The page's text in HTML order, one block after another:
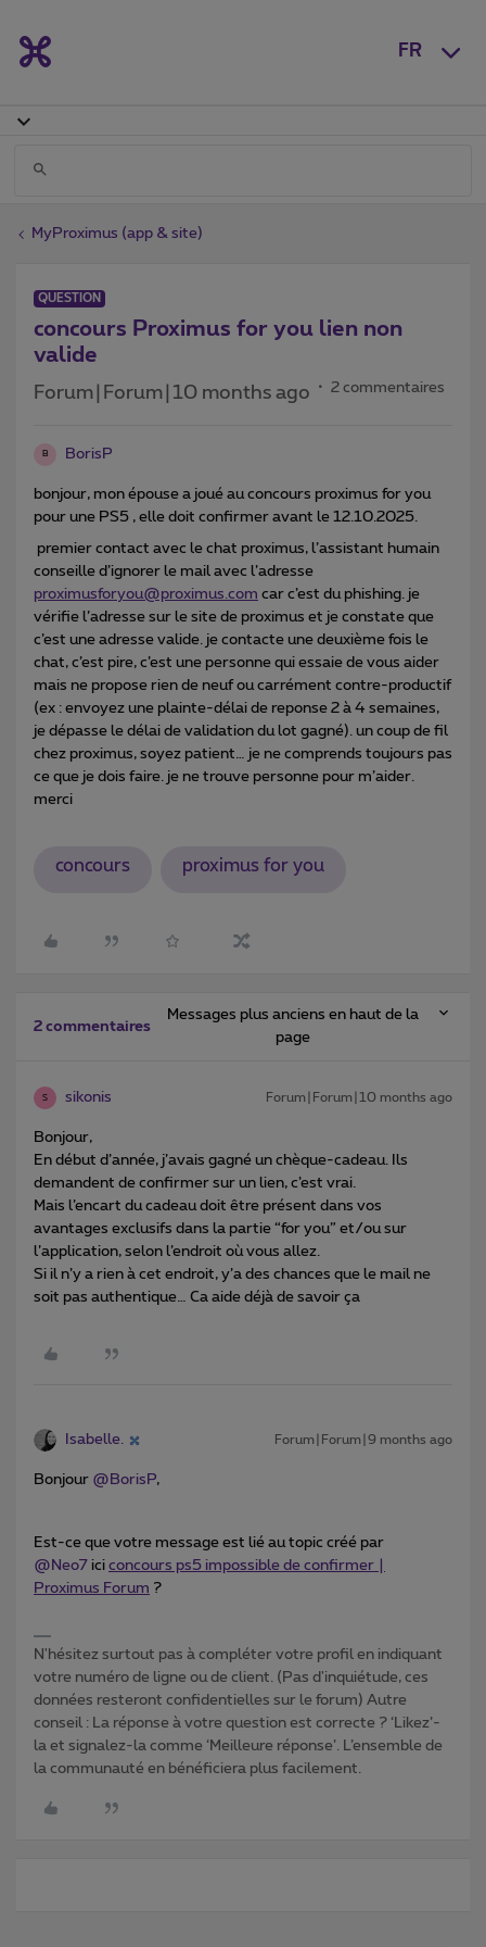
FR
MyProximus (app & site)
QUESTION
concours Proximus for you lien non
valide
Forum|Forum|10 months ago 2 commentaires
B BorisP
bonjour, mon épouse a joué au concours proximus for you
pour une PS5 , elle doit confirmer avant le 12.10.2025.
premier contact avec le chat proximus, l’assistant humain
conseille d’ignorer le mail avec l’adresse
proximusforyou@proximus.com car c’est du phishing. je
vérifie l’adresse sur le site de proximus et je constate que
c’est une adresse valide. je contacte une deuxième fois le
chat, c’est pire, c’est une personne qui essaie de vous aider
mais ne propose rien de neuf ou carrément contre-productif
(ex : envoyez une plainte-délai de reponse 2 à 4 semaines,
je dépasse le délai de validation du lot gagné). un coup de fil
chez proximus, soyez patient… je ne comprends toujours pas
ce que je dois faire. je ne trouve personne pour m’aider.
merci
concours proximus for you
2 commentaires
Messages plus anciens en haut de la
page
S sikonis Forum|Forum|10 months ago
Bonjour,
En début d’année, j’avais gagné un chèque-cadeau. Ils
demandent de confirmer sur un lien, c’est vrai.
Mais l’encart du cadeau doit être présent dans vos
avantages exclusifs dans la partie “for you” et/ou sur
l’application, selon l’endroit où vous allez.
Si il n’y a rien à cet endroit, y’a des chances que le mail ne
soit pas authentique… Ca aide déjà de savoir ça
Isabelle. Forum|Forum|9 months ago
Bonjour ​ @BorisP,
Est-ce que votre message est lié au topic créé par ​
@Neo7 ici concours ps5 impossible de confirmer |
Proximus Forum ?
N'hésitez surtout pas à compléter votre profil en indiquant
votre numéro de ligne ou de client. (Pas d'inquiétude, ces
données resteront confidentielles sur le forum) Autre
conseil : La réponse à votre question est correcte ? ‘Likez’-
la et signalez-la comme ‘Meilleure réponse’. L’ensemble de
la communauté en bénéficiera plus facilement.